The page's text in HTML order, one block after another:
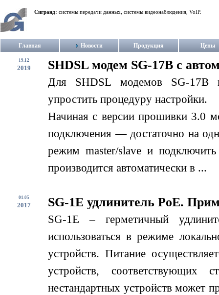
Сигранд: системы передачи данных, системы видеонаблюдения, VoIP.
Главная Новости Продукция Цены
19.12
2019 SHDSL модем SG-17B с
Для SHDSL модемов SG-17B
упростить процедуру настройки.
Начиная с версии прошивки 3.0
подключения — достаточно на
режим master/slave и
производится автоматически в ...
01.05
2017 SG-1E удлинитель PoE.
SG-1E – герметичный
использоваться в режиме
устройств. Питание
устройств, соответствующих
нестандартных устройств может